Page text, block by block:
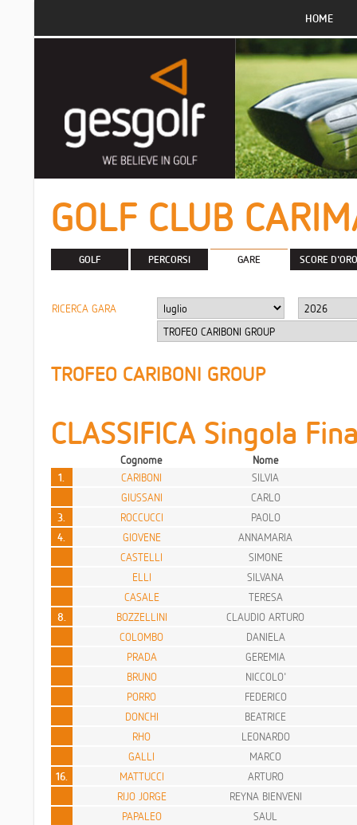
HOME
GOLF CLUB
GOLF PERCORSI GARE SCORE D'ORO
RICERCA GARA
TROFEO CARIBONI GROUP
CLASSIFICA Singola
Cognome
Nome
1.
CARIBONI
SILVIA
GIUSSANI
CARLO
3.
ROCCUCCI
PAOLO
4.
GIOVENE
ANNAMARIA
CASTELLI
SIMONE
ELLI
SILVANA
CASALE
TERESA
8.
BOZZELLINI
CLAUDIO ARTURO
COLOMBO
DANIELA
PRADA
GEREMIA
BRUNO
NICCOLO'
PORRO
FEDERICO
DONCHI
BEATRICE
RHO
LEONARDO
GALLI
MARCO
16.
MATTUCCI
ARTURO
RIJO JORGE
REYNA BIENVENI
PAPALEO
SAUL